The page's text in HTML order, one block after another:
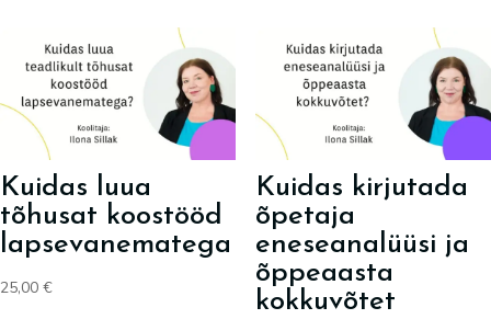
Kuidas luua
tõhusat koostööd
lapsevanematega
25,00 €
Kuidas kirjutada
õpetaja
eneseanalüüsi ja
õppeaasta
kokkuvõtet